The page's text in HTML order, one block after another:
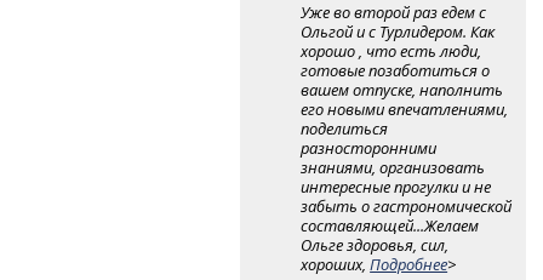
Уже во второй раз едем с
Ольгой и с Турлидером. Как
хорошо , что есть люди,
готовые позаботиться о
вашем отпуске, наполнить
его новыми впечатлениями,
поделиться
разносторонними
знаниями, организовать
интересные прогулки и не
забыть о гастрономической
составляющей...Желаем
Ольге здоровья, сил,
хороших,Подробнее>